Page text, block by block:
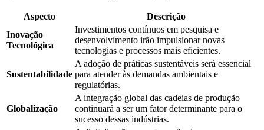
Aspecto
Descrição
Inovação
Tecnológica
Investimentos contínuos em pesquisa e
desenvolvimento irão impulsionar novas
tecnologias e processos mais eficientes.
Sustentabilidade
A adoção de práticas sustentáveis será essencial
para atender às demandas ambientais e
regulatórias.
Globalização
A integração global das cadeias de produção
continuará a ser um fator determinante para o
sucesso dessas indústrias.